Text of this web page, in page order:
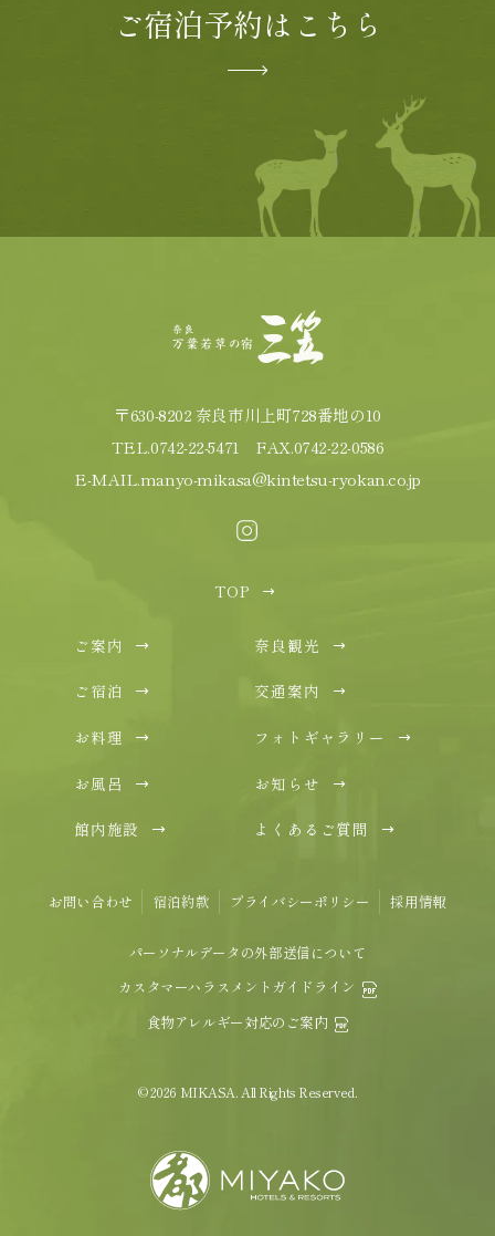
ご宿泊予約はこちら
〒630-8202 奈良市川上町728番地の10
TEL.0742-22-5471
FAX.0742-22-0586
E-MAIL.manyo-mikasa@kintetsu-ryokan.co.jp
TOP
ご案内
ご宿泊
お料理
お風呂
館内施設
奈良観光
交通案内
フォトギャラリー
お知らせ
よくあるご質問
お問い合わせ 宿泊約款 プライバシーポリシー 採用情報
パーソナルデータの外部送信について
カスタマーハラスメントガイドライン
食物アレルギー対応のご案内
© 2026 MIKASA. All Rights Reserved.